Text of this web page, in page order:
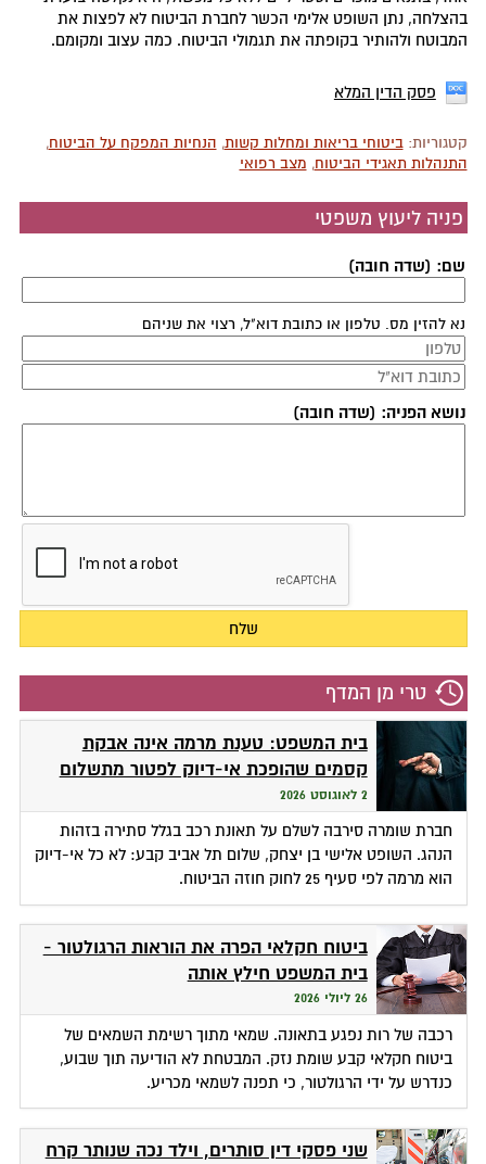
בהצלחה, נתן השופט אלימי הכשר לחברת הביטוח לא לפצות את
המבוטח ולהותיר בקופתה את תגמולי הביטוח. כמה עצוב ומקומם.
פסק הדין המלא
קטגוריות:ביטוחי בריאות ומחלות קשות, הנחיות המפקח על הביטוח,
התנהלות תאגידי הביטוח, מצב רפואי
פניה ליעוץ משפטי
שם: (שדה חובה)
נא להזין מס. טלפון או כתובת דוא"ל, רצוי את שניהם
נושא הפניה: (שדה חובה)
טרי מן המדף
בית המשפט: טענת מרמה אינה אבקת
קסמים שהופכת אי-דיוק לפטור מתשלום
2 לאוגוסט 2026
חברת שומרה סירבה לשלם על תאונת רכב בגלל סתירה בזהות
הנהג. השופט אלישי בן יצחק, שלום תל אביב קבע: לא כל אי-דיוק
הוא מרמה לפי סעיף 25 לחוק חוזה הביטוח.
ביטוח חקלאי הפרה את הוראות הרגולטור -
בית המשפט חילץ אותה
26 ליולי 2026
רכבה של רות נפגע בתאונה. שמאי מתוך רשימת השמאים של
ביטוח חקלאי קבע שומת נזק. המבטחת לא הודיעה תוך שבוע,
כנדרש על ידי הרגולטור, כי תפנה לשמאי מכריע.
שני פסקי דין סותרים, וילד נכה שנותר קרח